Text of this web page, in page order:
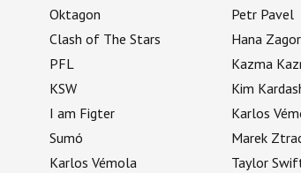
Oktagon
Clash of The Stars
PFL
KSW
I am Figter
Sumó
Karlos Vémola
Petr Pavel
Hana
Kazma
Kim
Karlos
Marek
Taylor